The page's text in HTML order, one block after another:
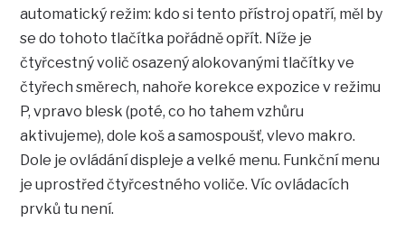
automatický režim: kdo si tento přístroj opatří, měl by
se do tohoto tlačítka pořádně opřít. Níže je
čtyřcestný volič osazený alokovanými tlačítky ve
čtyřech směrech, nahoře korekce expozice v režimu
P, vpravo blesk (poté, co ho tahem vzhůru
aktivujeme), dole koš a samospoušť, vlevo makro.
Dole je ovládání displeje a velké menu. Funkční menu
je uprostřed čtyřcestného voliče. Víc ovládacích
prvků tu není.